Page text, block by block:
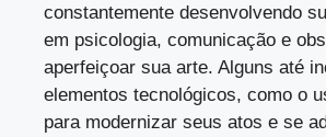
constantemente desenvolvendo
em psicologia, comunicação e
aperfeiçoar sua arte. Alguns até
elementos tecnológicos, como o
para modernizar seus atos e se